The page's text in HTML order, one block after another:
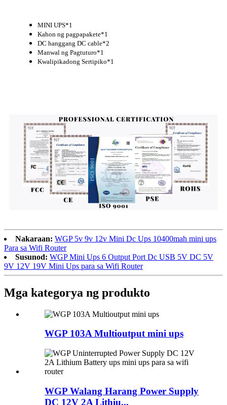
MINI UPS*1
Kahon ng pagpapakete*1
DC hanggang DC cable*2
Manwal ng Pagtuturo*1
Kwalipikadong Sertipiko*1
Nakaraan: WGP 5v 9v 12v Mini Dc Ups 10400mah mini ups
Para sa Wifi Router
Susunod: WGP Mini Ups 6 Output Port Dc USB 5V DC 5V
9V 12V 19V Mini Ups para sa Wifi Router
Mga kategorya ng produkto
WGP 103A Multioutput mini ups
WGP Walang Harang Power Supply
DC 12V 2A Lithiu...